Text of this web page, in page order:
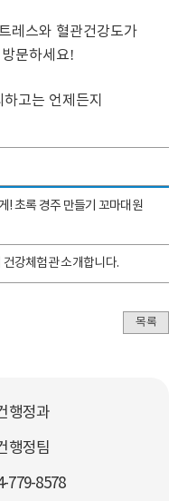
레스와 혈관건강도가
문하세요!
고는 언제든지
! 초록 경주 만들기 꼬마대원
강체험관 소개합니다.
목록
행정과
행정팀
779-8578